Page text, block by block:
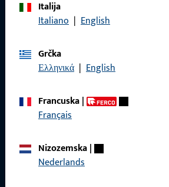
Italija
Italiano | English
Grčka
Ελληνικά | English
Francuska|
Français
Nizozemska|
Nederlands
Opći uvjeti poslovanja